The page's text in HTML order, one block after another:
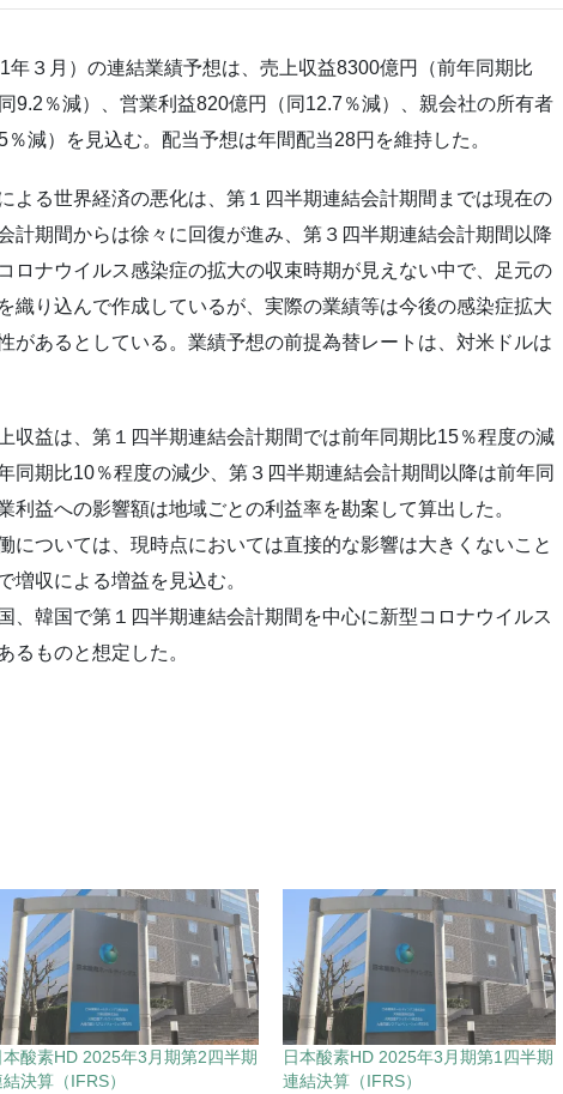
３月）の連結業績予想は、売上収益8300億円（前年同期比
9.2％減）、営業利益820億円（同12.7％減）、親会社の所有者
減）を見込む。配当予想は年間配当28円を維持した。
る世界経済の悪化は、第１四半期連結会計期間までは現在の
計期間からは徐々に回復が進み、第３四半期連結会計期間以降
ロナウイルス感染症の拡大の収束時期が見えない中で、足元の
織り込んで作成しているが、実際の業績等は今後の感染症拡大
があるとしている。業績予想の前提為替レートは、対米ドルは
益は、第１四半期連結会計期間では前年同期比15％程度の減
同期比10％程度の減少、第３四半期連結会計期間以降は前年同
利益への影響額は地域ごとの利益率を勘案して算出した。
ついては、現時点においては直接的な影響は大きくないこと
増収による増益を見込む。
韓国で第１四半期連結会計期間を中心に新型コロナウイルス
るものと想定した。
本酸素HD 2025年3月期第2四半期
決算（IFRS）
日本酸素HD 2025年3月期第1四半期
連結決算（IFRS）